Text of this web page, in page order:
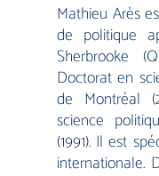
Mathieu Arès
de politique
Sherbrooke
Doctorat en
de Montréal
science
(1991). Il est
internationale.